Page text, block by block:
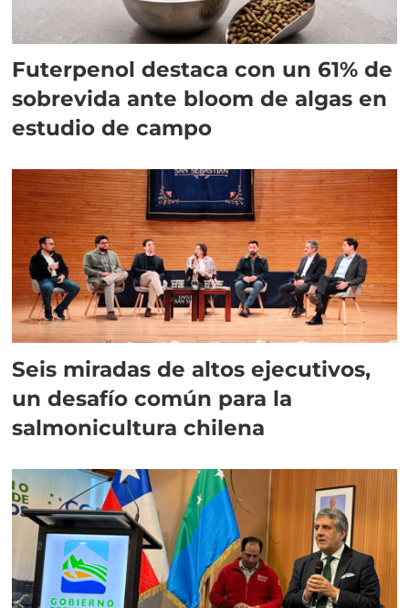
Futerpenol destaca con un 61% de
sobrevida ante bloom de algas en
estudio de campo
Seis miradas de altos ejecutivos,
un desafío común para la
salmonicultura chilena